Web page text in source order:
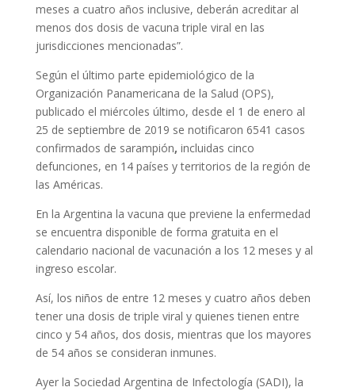
meses a cuatro años inclusive, deberán acreditar al
menos dos dosis de vacuna triple viral en las
jurisdicciones mencionadas”.
Según el último parte epidemiológico de la
Organización Panamericana de la Salud (OPS),
publicado el miércoles último, desde el 1 de enero al
25 de septiembre de 2019 se notificaron 6541 casos
confirmados de sarampión, incluidas cinco
defunciones, en 14 países y territorios de la región de
las Américas.
En la Argentina la vacuna que previene la enfermedad
se encuentra disponible de forma gratuita en el
calendario nacional de vacunación a los 12 meses y al
ingreso escolar.
Así, los niños de entre 12 meses y cuatro años deben
tener una dosis de triple viral y quienes tienen entre
cinco y 54 años, dos dosis, mientras que los mayores
de 54 años se consideran inmunes.
Ayer la Sociedad Argentina de Infectología (SADI), la